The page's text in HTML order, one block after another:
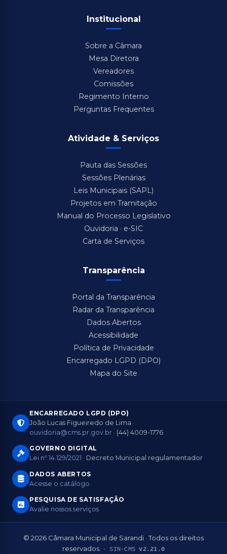
Institucional
Sobre a Câmara
Mesa Diretora
Vereadores
Comissões
Regimento Interno
Perguntas Frequentes
Atividade & Serviços
Pauta das Sessões
Sessões Plenárias
Leis Municipais (SAPL)
Projetos em Tramitação
Manual do Processo Legislativo
Ouvidoria · e-SIC
Carta de Serviços
Transparência
Portal da Transparência
Radar da Transparência
Dados Abertos
Acessibilidade
Política de Privacidade
Encarregado LGPD (DPO)
Mapa do Site
ENCARREGADO LGPD (DPO)
João Lucas Figueiredo de Lima ·
ouvidoria@cms.pr.gov.br · (44) 4009-1776
GOVERNO DIGITAL
Lei nº 14.129/2021 · Decreto Municipal regulamentador
DADOS ABERTOS
Acesse o catálogo
PESQUISA DE SATISFAÇÃO
Avalie nossos serviços
© 2026 Câmara Municipal de Sarandi · Todos os direitos
reservados. · SIN-CMSv2.21.0